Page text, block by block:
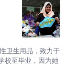
卫生用品，致力于
校至毕业，因为她